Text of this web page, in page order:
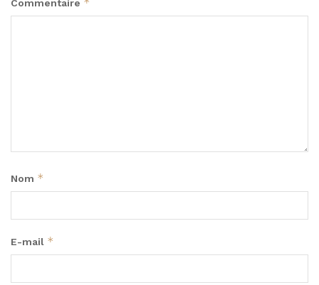
Commentaire
Nom *
E-mail *